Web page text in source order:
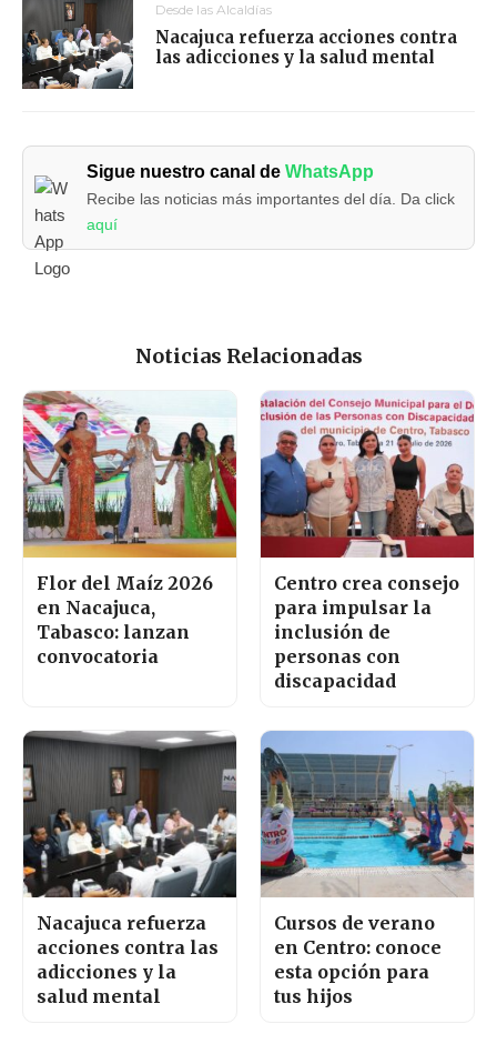
Desde las Alcaldías
Nacajuca refuerza acciones contra
las adicciones y la salud mental
Sigue nuestro canal deWhatsApp
Recibe las noticias más importantes del día. Da click
aquí
Noticias Relacionadas
Flor del Maíz 2026
en Nacajuca,
Tabasco: lanzan
convocatoria
Centro crea consejo
para impulsar la
inclusión de
personas con
discapacidad
Nacajuca refuerza
acciones contra las
adicciones y la
salud mental
Cursos de verano
en Centro: conoce
esta opción para
tus hijos